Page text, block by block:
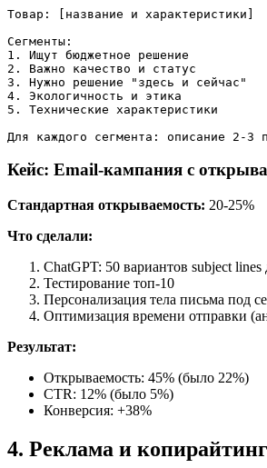
Товар: [название и характеристики]
Сегменты:
1. Ищут бюджетное решение
2. Важно качество и статус
3. Нужно решение "здесь и сейчас"
4. Экологичность и этика
5. Технические характеристики
Кейс: Email-кампания с
Стандартная открываемость: 20-25%
Что сделали:
ChatGPT: 50 вариантов subject lines
Тестирование топ-10
Персонализация тела письма под
Оптимизация времени отправки
Результат:
Открываемость: 45% (было 22%)
CTR: 12% (было 5%)
Конверсия: +38%
4. Реклама и копирайтинг